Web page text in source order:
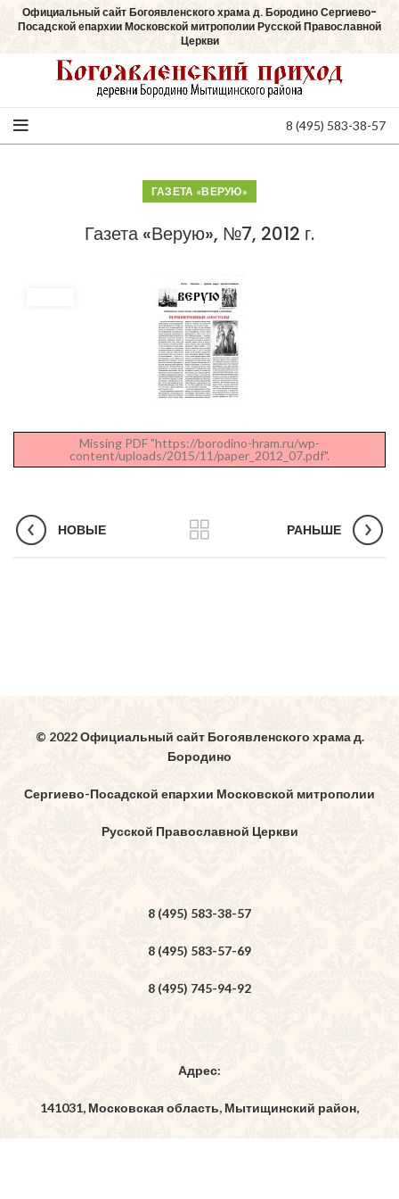
Официальный сайт Богоявленского храма д. Бородино Сергиево-
Посадской епархии Московской митрополии Русской Православной
Церкви
8 (495) 583-38-57
ГАЗЕТА «ВЕРУЮ»
Газета «Верую», №7, 2012 г.
Missing PDF "https://borodino-hram.ru/wp-
content/uploads/2015/11/paper_2012_07.pdf".
НОВЫЕ РАНЬШЕ
© 2022 Официальный сайт Богоявленского храма д.
Бородино
Сергиево-Посадской епархии Московской митрополии
Русской Православной Церкви
8 (495) 583-38-57
8 (495) 583-57-69
8 (495) 745-94-92
Адрес:
141031, Московская область, Мытищинский район,